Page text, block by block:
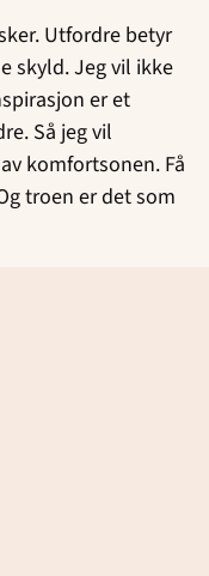
Utfordre betyr
skyld. Jeg vil ikke
er et
Så jeg vil
komfortsonen. Få
troen er det som